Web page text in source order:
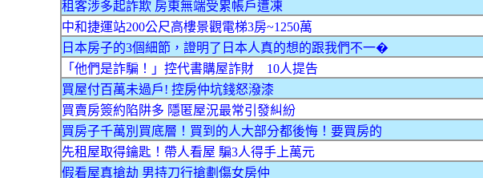
租客涉多起詐欺 房東無端受累帳戶遭凍
中和捷運站200公尺高樓景觀電梯3房~1250萬
日本房子的3個細節，證明了日本人真的想的跟我們不一�
「他們是詐騙！」控代書購屋詐財 10人提告
買屋付百萬未過戶! 控房仲坑錢怒潑漆
買賣房簽約陷阱多 隱匿屋況最常引發糾紛
買房子千萬別買底層！買到的人大部分都後悔！要買房的
先租屋取得鑰匙！帶人看屋 騙3人得手上萬元
假看屋真搶劫 男持刀行搶劃傷女房仲